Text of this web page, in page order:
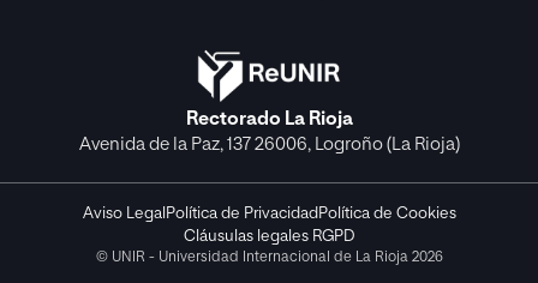
Rectorado La Rioja
Avenida de la Paz, 137 26006, Logroño (La Rioja)
Aviso Legal Política de Privacidad Política de Cookies
Cláusulas legales RGPD
© UNIR - Universidad Internacional de La Rioja 2026